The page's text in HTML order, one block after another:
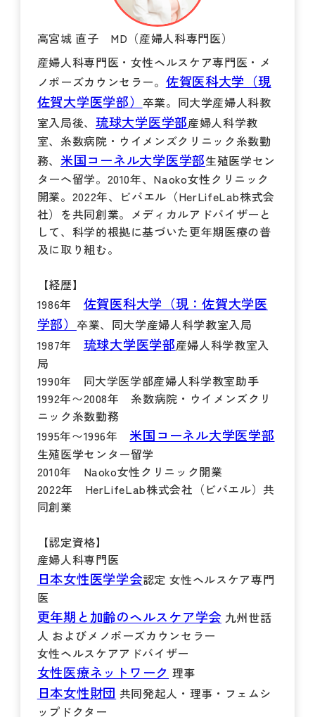
高宮城 直子 MD（産婦人科専門医）
産婦人科専門医・女性ヘルスケア専門医・メ
ノポーズカウンセラー。 佐賀医科大学（現
佐賀大学医学部） 卒業。同大学産婦人科教
室入局後、 琉球大学医学部産婦人科学教
室、糸数病院・ウイメンズクリニック糸数勤
務、 米国コーネル大学医学部生殖医学セン
ターへ留学。2010年、Naoko女性クリニック
開業。2022年、ビバエル（HerLifeLab株式会
社）を共同創業。メディカルアドバイザーと
して、科学的根拠に基づいた更年期医療の普
及に取り組む。
【経歴】
1986年 佐賀医科大学（現：佐賀大学医
学部） 卒業、同大学産婦人科学教室入局
1987年 琉球大学医学部産婦人科学教室入
局
1990年 同大学医学部産婦人科学教室助手
1992年〜2008年 糸数病院・ウイメンズクリ
ニック糸数勤務
1995年〜1996年 米国コーネル大学医学部
生殖医学センター留学
2010年 Naoko女性クリニック開業
2022年 HerLifeLab株式会社（ビバエル）共
同創業
【認定資格】
産婦人科専門医
日本女性医学学会認定 女性ヘルスケア専門
医
更年期と加齢のヘルスケア学会 九州世話
人 およびメノポーズカウンセラー
女性ヘルスケアアドバイザー
女性医療ネットワーク 理事
日本女性財団 共同発起人・理事・フェムシ
ップドクター